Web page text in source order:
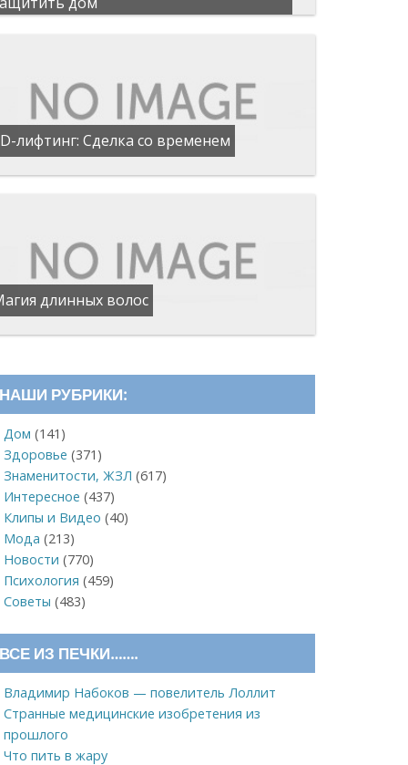
лифтинг: Сделка со временем
длинных волос
НАШИ РУБРИКИ:
Дом (141)
Здоровье (371)
Знаменитости, ЖЗЛ (617)
Интересное (437)
Клипы и Видео (40)
Мода (213)
Новости (770)
Психология (459)
Советы (483)
ВСЕ ИЗ ПЕЧКИ…….
Владимир Набоков — повелитель Лоллит
Странные медицинские изобретения из
прошлого
Что пить в жару